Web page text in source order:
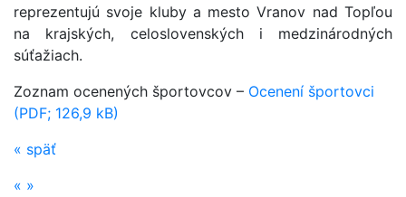
reprezentujú svoje kluby a mesto Vranov nad Topľou
na krajských, celoslovenských i medzinárodných
súťažiach.
Zoznam ocenených športovcov – Ocenení športovci
(PDF; 126,9 kB)
« späť
« »